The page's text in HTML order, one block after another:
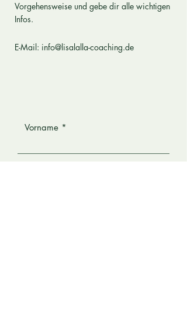
Vorgehensweise und gebe dir alle wichtigen
Infos.
E-Mail: info@lisalalla-coaching.de
Vorname